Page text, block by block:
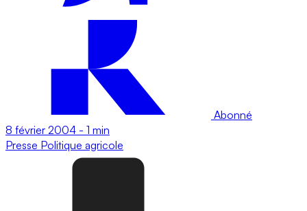
Abonné
8 février 2004 - 1 min
Presse Politique agricole